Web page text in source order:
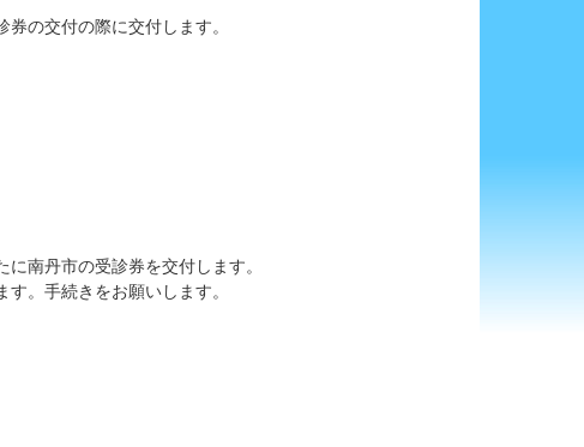
の交付の際に交付します。
南丹市の受診券を交付します。
。手続きをお願いします。